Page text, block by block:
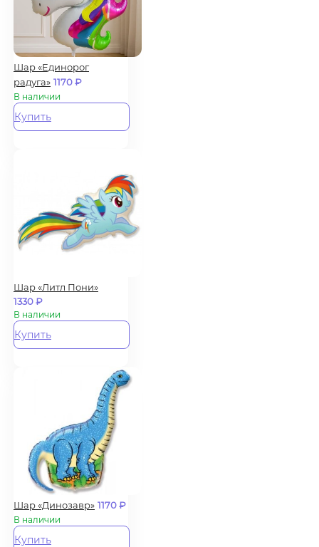
Шар «Единорог
радуга» 1170₽
В наличии
Купить
Шар «Литл Пони»
1330₽
В наличии
Купить
Шар «Динозавр» 1170₽
В наличии
Купить